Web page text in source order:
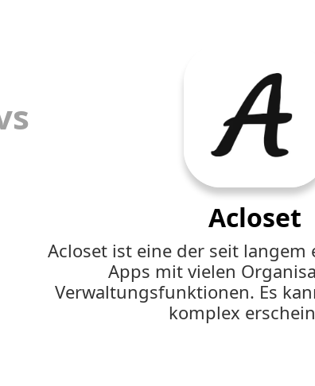
Acloset
Acloset ist eine der seit langem
Apps mit vielen
Verwaltungsfunktionen. Es
komplex